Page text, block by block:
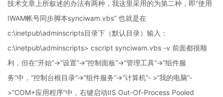
技术文章上所叙述的办法有两种，我这里采用的为第二种，即“使用
IWAM帐号同步脚本synciwam.vbs” 也就是在
c:\inetpub\adminscripts目录下（默认目录）输入：
c:\inetpub\adminscripts> cscript synciwam.vbs -v 前面都很顺
利，但在“开始”->“设置”->“控制面板”->“管理工具”->“组件服
务”中，“控制台根目录”->“组件服务”->“计算机”- >“我的电脑”-
>“COM+应用程序”中，右键启动IIS Out-Of-Process Pooled